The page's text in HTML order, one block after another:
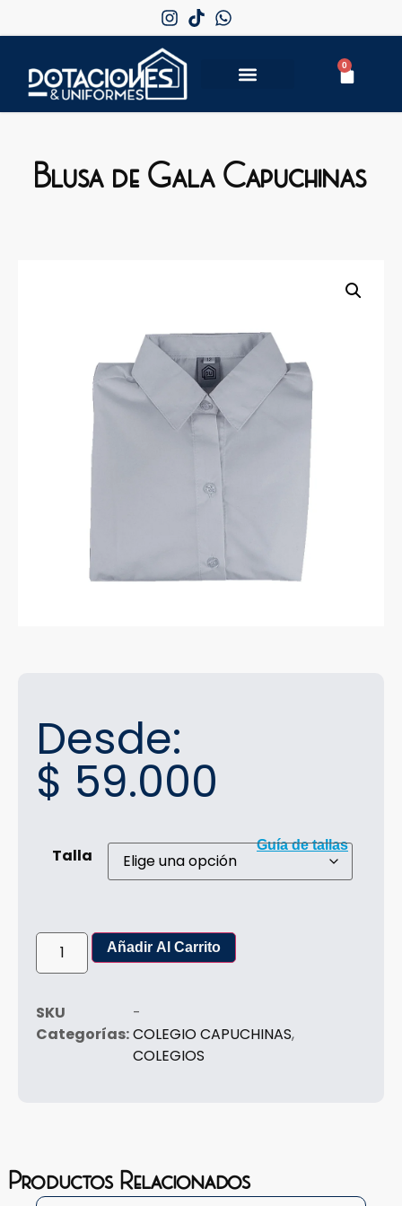
0
Blusa de Gala Capuchinas
Desde:
$ 59.000
Guía de tallas
Talla
Añadir Al Carrito
SKU
-
Categorías:COLEGIO CAPUCHINAS,
COLEGIOS
Productos Relacionados